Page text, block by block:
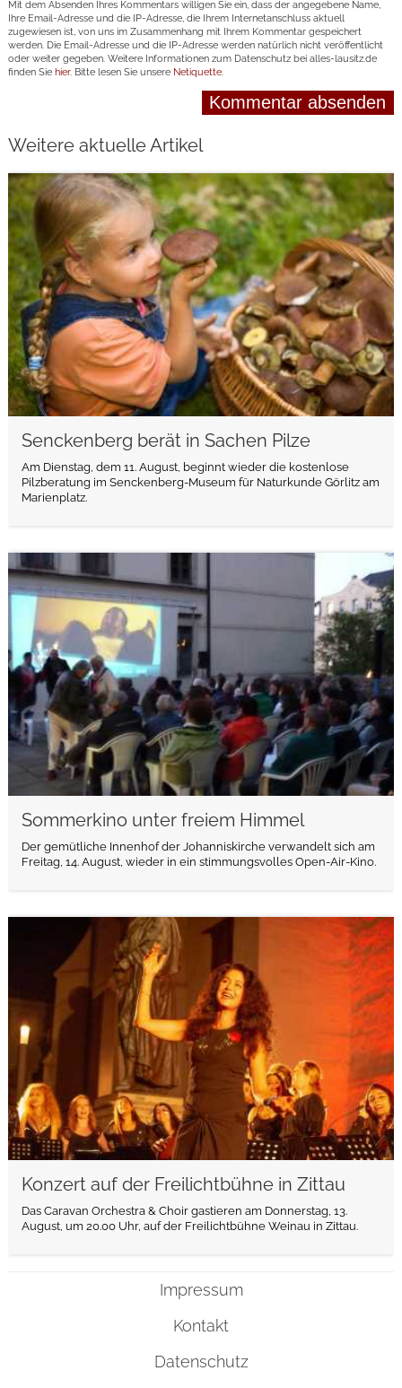
Mit dem Absenden Ihres Kommentars willigen Sie ein, dass der angegebene Name,
Ihre Email-Adresse und die IP-Adresse, die Ihrem Internetanschluss aktuell
zugewiesen ist, von uns im Zusammenhang mit Ihrem Kommentar gespeichert
werden. Die Email-Adresse und die IP-Adresse werden natürlich nicht veröffentlicht
oder weiter gegeben. Weitere Informationen zum Datenschutz bei alles-lausitz.de
finden Sie hier. Bitte lesen Sie unsere Netiquette.
Weitere aktuelle Artikel
Senckenberg berät in Sachen Pilze
Am Dienstag, dem 11. August, beginnt wieder die kostenlose
Pilzberatung im Senckenberg-Museum für Naturkunde Görlitz am
Marienplatz.
weiterlesen
Sommerkino unter freiem Himmel
Der gemütliche Innenhof der Johanniskirche verwandelt sich am
Freitag, 14. August, wieder in ein stimmungsvolles Open-Air-Kino.
weiterlesen
Konzert auf der Freilichtbühne in Zittau
Das Caravan Orchestra & Choir gastieren am Donnerstag, 13.
August, um 20.00 Uhr, auf der Freilichtbühne Weinau in Zittau.
weiterlesen
Impressum
Kontakt
Datenschutz